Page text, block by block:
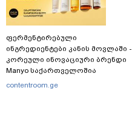
ფერმენტირებული
ინგრედიენტები კანის მოვლაში -
კორეული ინოვაციური ბრენდი
Manyo საქართველოშია
contentroom.ge